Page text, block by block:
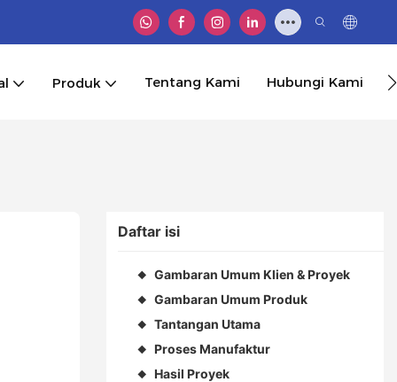
Produk Tentang Kami Hubungi Kami
Daftar isi
◆ Gambaran Umum Klien & Proyek
◆ Gambaran Umum Produk
◆ Tantangan Utama
◆ Proses Manufaktur
◆ Hasil Proyek